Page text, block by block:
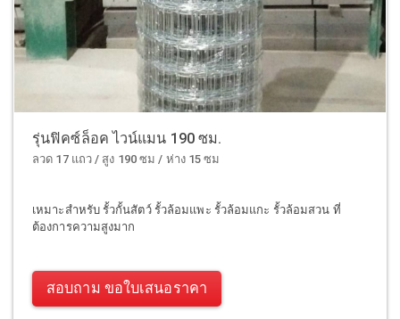
รุ่นฟิคซ์ล็อค ไวน์แมน 190 ซม.
ลวด 17 แถว / สูง 190 ซม / ห่าง 15 ซม
เหมาะสำหรับ รั้วกั้นสัตว์ รั้วล้อมแพะ รั้วล้อมแกะ รั้วล้อมสวน ที่
ต้องการความสูงมาก
สอบถาม ขอใบเสนอราคา